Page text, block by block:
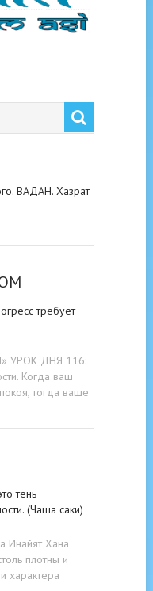
ВАДАН. Хазрат
требует
УРОК ДНЯ 116:
Когда ваш
тогда ваше
тень
(Чаша саки)
Инайят Хана
плотны и
характера